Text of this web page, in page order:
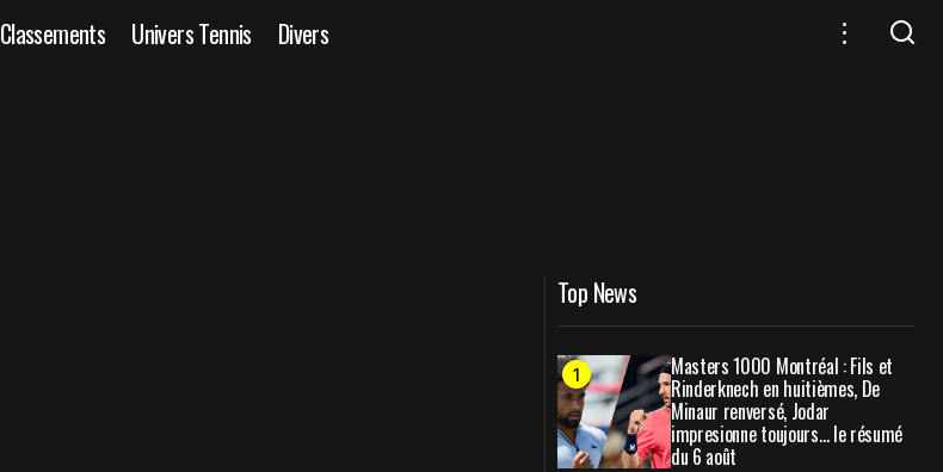
Classements Univers Tennis Divers
Top News
Masters 1000 Montréal : Fils et
Rinderknech en huitièmes, De
Minaur renversé, Jodar
impresionne toujours… le résumé
du 6 août